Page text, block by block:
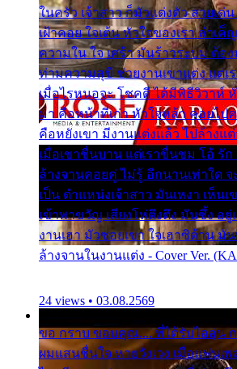
ในครัว เจ้าสาว ก็มัวแต่งตัว สวยเด่น
เฝ้าคอย ใจเต้น หัวใจของเรา ลำเค็
ความใน ใจ เศร้า มันร้าวระบม ต้อ
ท่ามความสุขี ช่วยงานเขาแต่ง แต่เ
เมื่อไรหนอจะ โชคดี ได้มีพิธีวิวาห์
มา คือหน้าที่เก่า หัวใจหล้า คอยไป
คือหยังเขา มีงานแต่งแล้ว ไปล้างแ
เมื่อเขาชื่นบาน แต่เราขื่นขม โอ้ รั
ล้างจานคอยคู่ ไม่รู้ อีกนานเท่าใด
เป็น ตำแหน่งเจ้าสาว มันเหงา เห็
เข้าพาขวัญ เสียงโห่ตึงตึง มันซึ้ง อ
งานเฮา มัวซอยเขา ใจเฮาซิด้าน
ล้างจานในงานแต่ง - Cover Ver.
24 views • 03.08.2569
ขอ กราบ ขอบคุณ.... ที่ได้รับไออุ่น
ผมแสนชื่นใจ หายวังเวง เมื่อแฟนเพ